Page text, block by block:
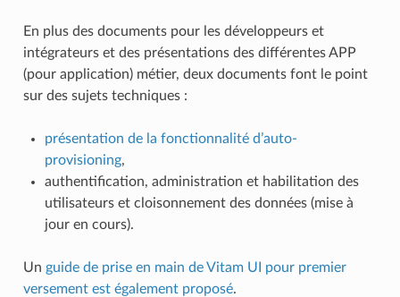
En plus des documents pour les développeurs et
intégrateurs et des présentations des différentes APP
(pour application) métier, deux documents font le point
sur des sujets techniques :
présentation de la fonctionnalité d’auto-
provisioning,
authentification, administration et habilitation des
utilisateurs et cloisonnement des données (mise à
jour en cours).
Un guide de prise en main de Vitam UI pour premier
versement est également proposé.